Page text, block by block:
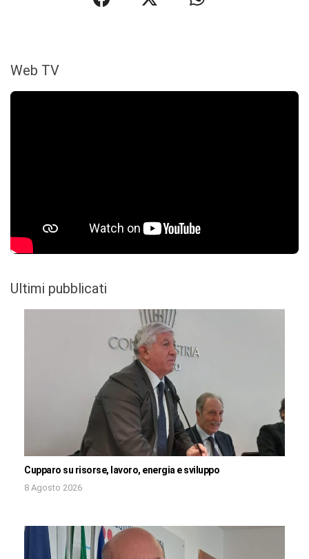
Web TV
Ultimi pubblicati
Cupparo su risorse, lavoro, energia e sviluppo
8 Agosto 2026